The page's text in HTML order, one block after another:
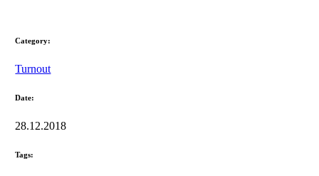
Category:
Turnout
Date:
28.12.2018
Tags: